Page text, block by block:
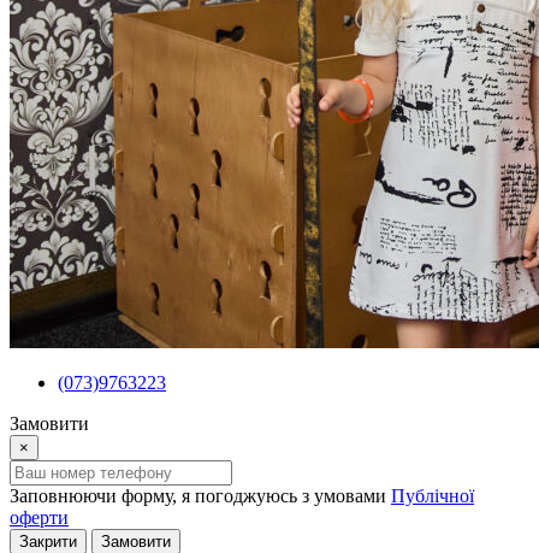
(073)9763223
Замовити
×
Заповнюючи форму, я погоджуюсь з умовами Публічної
оферти
Закрити Замовити